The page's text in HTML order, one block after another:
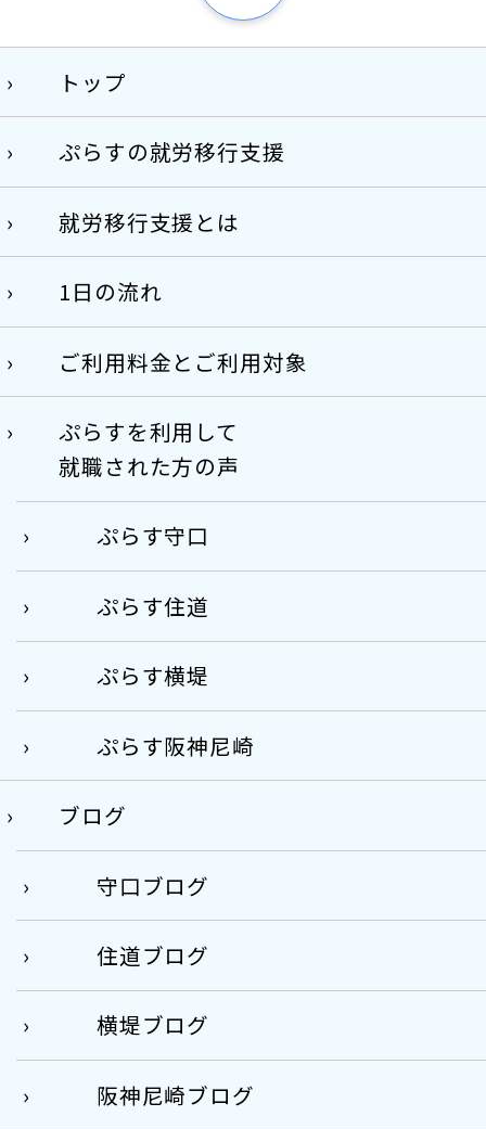
トップ
ぷらすの就労移行支援
就労移行支援とは
1日の流れ
ご利用料金とご利用対象
ぷらすを利用して
就職された方の声
ぷらす守口
ぷらす住道
ぷらす横堤
ぷらす阪神尼崎
ブログ
守口ブログ
住道ブログ
横堤ブログ
阪神尼崎ブログ